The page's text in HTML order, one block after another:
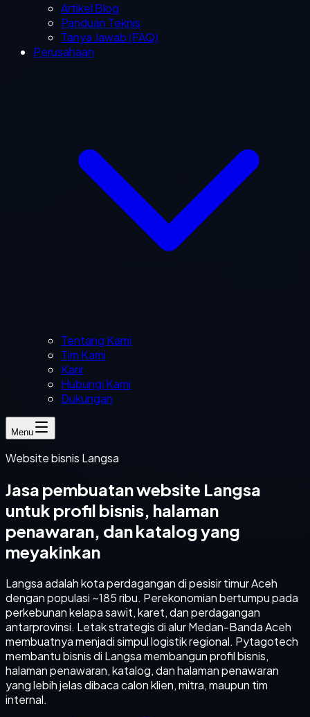
Artikel Blog
Panduan Teknis
Tanya Jawab (FAQ)
Perusahaan
Tentang Kami
Tim Kami
Karir
Hubungi Kami
Dukungan
Menu
Website bisnis Langsa
Jasa pembuatan website Langsa
untuk profil bisnis, halaman
penawaran, dan katalog yang
meyakinkan
Langsa adalah kota perdagangan di pesisir timur Aceh
dengan populasi ~185 ribu. Perekonomian bertumpu pada
perkebunan kelapa sawit, karet, dan perdagangan
antarprovinsi. Letak strategis di alur Medan-Banda Aceh
membuatnya menjadi simpul logistik regional. Pytagotech
membantu bisnis di Langsa membangun profil bisnis,
halaman penawaran, katalog, dan halaman penawaran
yang lebih jelas dibaca calon klien, mitra, maupun tim
internal.